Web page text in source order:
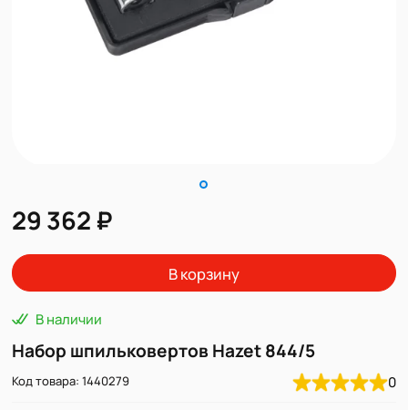
29 362 ₽
В корзину
В наличии
Набор шпильковертов Hazet 844/5
Код товара: 1440279 0